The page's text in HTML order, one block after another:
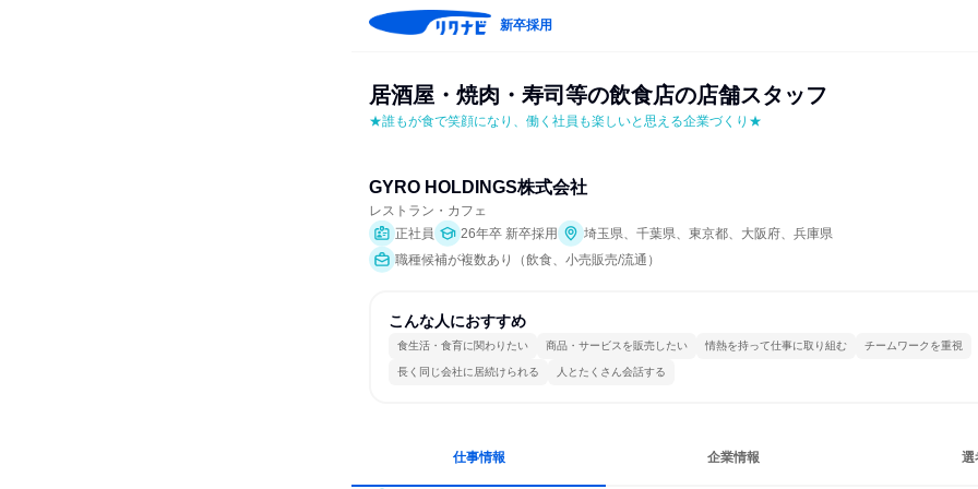
新卒採用
居酒屋・焼肉・寿司等の飲食店の店舗スタッフ
★誰もが食で笑顔になり、働く社員も楽しいと思える企業づくり★
GYRO HOLDINGS株式会社
レストラン・カフェ
正社員
26年卒 新卒採用
埼玉県、千葉県、東京都、大阪府、兵庫県
職種候補が複数あり（飲食、小売販売/流通）
こんな人におすすめ
食生活・食育に関わりたい 商品・サービスを販売したい 情熱を持って仕事に取り組む チームワークを重視
長く同じ会社に居続けられる 人とたくさん会話する
仕事情報 企業情報 選